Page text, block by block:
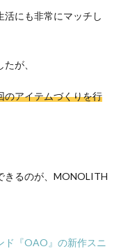
活にも非常にマッチし
が、
のアイテムづくりを行
きるのが、MONOLITH
ド『OAO』の新作スニ